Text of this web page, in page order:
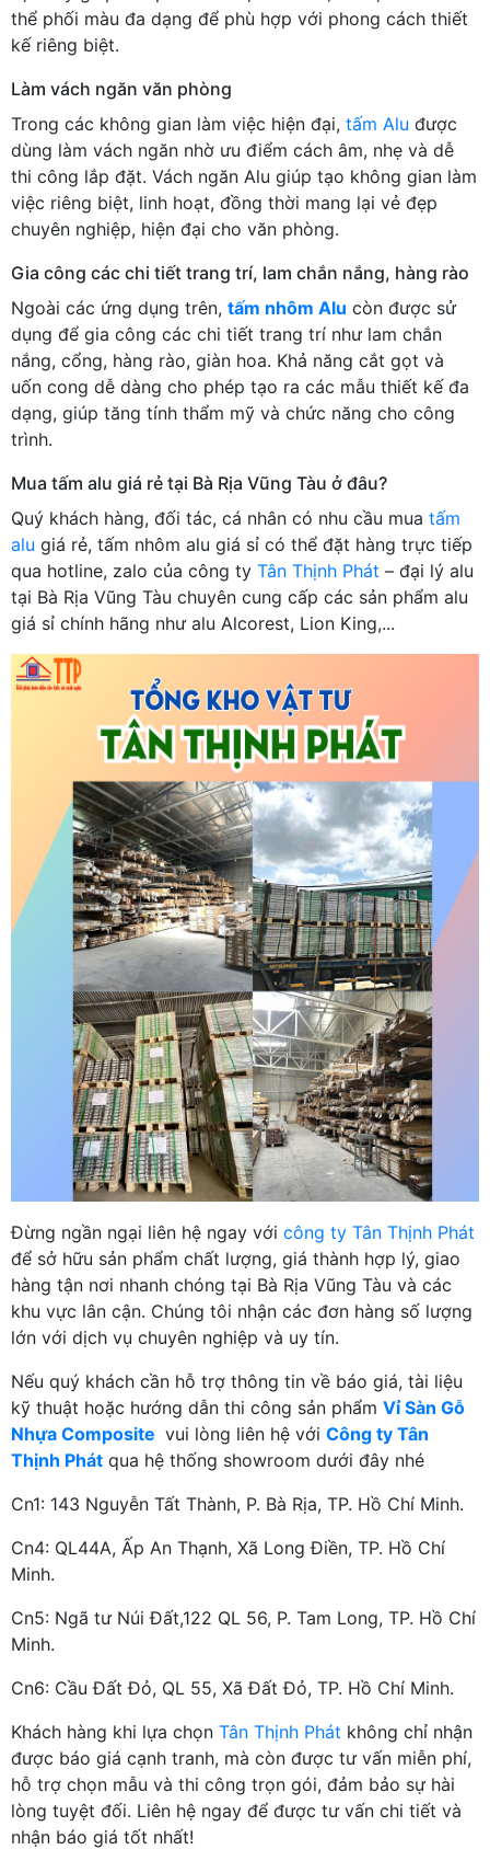
thể phối màu đa dạng để phù hợp với phong cách thiết
kế riêng biệt.
Làm vách ngăn văn phòng
Trong các không gian làm việc hiện đại, tấm Alu được
dùng làm vách ngăn nhờ ưu điểm cách âm, nhẹ và dễ
thi công lắp đặt. Vách ngăn Alu giúp tạo không gian làm
việc riêng biệt, linh hoạt, đồng thời mang lại vẻ đẹp
chuyên nghiệp, hiện đại cho văn phòng.
Gia công các chi tiết trang trí, lam chắn nắng, hàng rào
Ngoài các ứng dụng trên, tấm nhôm Alu còn được sử
dụng để gia công các chi tiết trang trí như lam chắn
nắng, cổng, hàng rào, giàn hoa. Khả năng cắt gọt và
uốn cong dễ dàng cho phép tạo ra các mẫu thiết kế đa
dạng, giúp tăng tính thẩm mỹ và chức năng cho công
trình.
Mua tấm alu giá rẻ tại Bà Rịa Vũng Tàu ở đâu?
Quý khách hàng, đối tác, cá nhân có nhu cầu mua tấm
alu giá rẻ, tấm nhôm alu giá sỉ có thể đặt hàng trực tiếp
qua hotline, zalo của công ty Tân Thịnh Phát – đại lý alu
tại Bà Rịa Vũng Tàu chuyên cung cấp các sản phẩm alu
giá sỉ chính hãng như alu Alcorest, Lion King,...
Đừng ngần ngại liên hệ ngay với công ty Tân Thịnh Phát
để sở hữu sản phẩm chất lượng, giá thành hợp lý, giao
hàng tận nơi nhanh chóng tại Bà Rịa Vũng Tàu và các
khu vực lân cận. Chúng tôi nhận các đơn hàng số lượng
lớn với dịch vụ chuyên nghiệp và uy tín.
Nếu quý khách cần hỗ trợ thông tin về báo giá, tài liệu
kỹ thuật hoặc hướng dẫn thi công sản phẩm Vỉ Sàn Gỗ
Nhựa Composite vui lòng liên hệ với Công ty Tân
Thịnh Phát qua hệ thống showroom dưới đây nhé
Cn1: 143 Nguyễn Tất Thành, P. Bà Rịa, TP. Hồ Chí Minh.
Cn4: QL44A, Ấp An Thạnh, Xã Long Điền, TP. Hồ Chí
Minh.
Cn5: Ngã tư Núi Đất,122 QL 56, P. Tam Long, TP. Hồ Chí
Minh.
Cn6: Cầu Đất Đỏ, QL 55, Xã Đất Đỏ, TP. Hồ Chí Minh.
Khách hàng khi lựa chọn Tân Thịnh Phát không chỉ nhận
được báo giá cạnh tranh, mà còn được tư vấn miễn phí,
hỗ trợ chọn mẫu và thi công trọn gói, đảm bảo sự hài
lòng tuyệt đối. Liên hệ ngay để được tư vấn chi tiết và
nhận báo giá tốt nhất!